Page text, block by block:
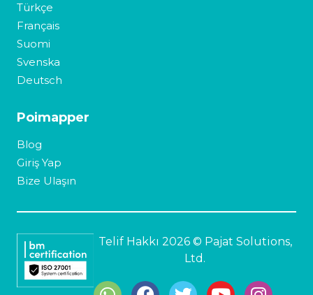
Türkçe
Français
Suomi
Svenska
Deutsch
Poimapper
Blog
Giriş Yap
Bize Ulaşın
Telif Hakkı 2026 © Pajat Solutions,
Ltd.